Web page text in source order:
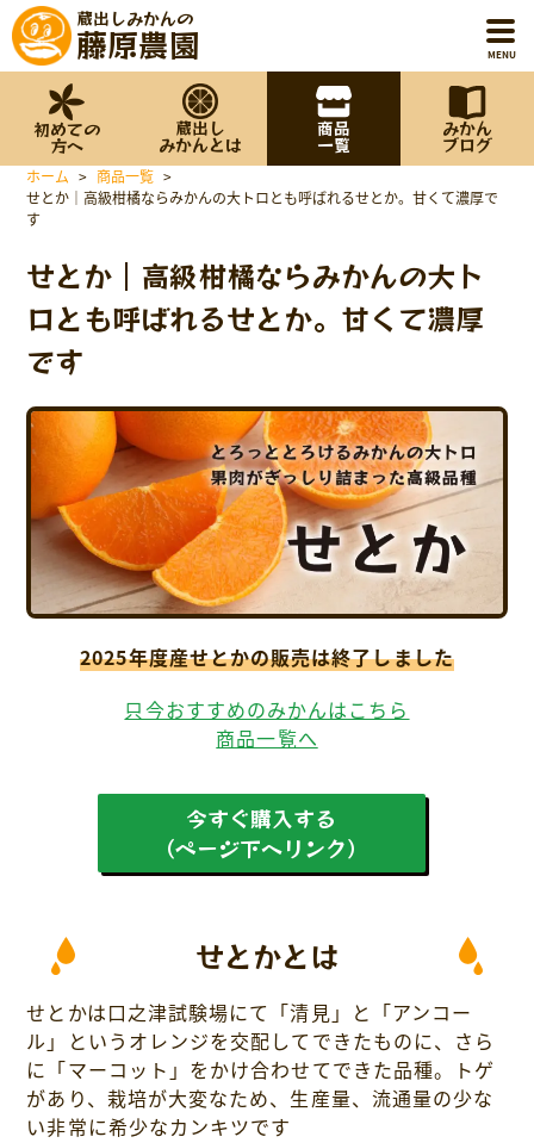
蔵出しみかんの
藤原農園 MENU
初めての方へ
商品一覧
藤原農園について
お知らせ
採用情報について
お問い合わせ
プライバシーポリシー
初めての
方へ
蔵出し
みかんとは
商品
一覧
みかん
ブログ
ホーム > 商品一覧 >
せとか｜高級柑橘ならみかんの大トロとも呼ばれるせとか。甘くて濃厚で
す
せとか｜高級柑橘ならみかんの大ト
ロとも呼ばれるせとか。甘くて濃厚
です
2025年度産せとかの販売は終了しました
只今おすすめのみかんはこちら
商品一覧へ
今すぐ購入する
（ページ下へリンク）
せとかとは
せとかは口之津試験場にて「清見」と「アンコー
ル」というオレンジを交配してできたものに、さら
に「マーコット」をかけ合わせてできた品種。トゲ
があり、栽培が大変なため、生産量、流通量の少な
い非常に希少なカンキツです